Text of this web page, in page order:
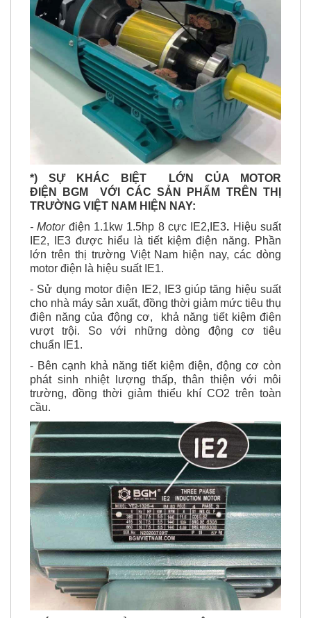
*) SỰ KHÁC BIỆT LỚN CỦA MOTOR
ĐIỆN BGM VỚI CÁC SẢN PHẨM TRÊN THỊ
TRƯỜNG VIỆT NAM HIỆN NAY:
- Motorđiện 1.1kw 1.5hp 8 cực IE2,IE3. Hiệu suất
IE2, IE3 được hiểu là tiết kiệm điện năng. Phần
lớn trên thị trường Việt Nam hiện nay, các dòng
motor điện là hiệu suất IE1.
- Sử dụng motor điện IE2, IE3 giúp tăng hiệu suất
cho nhà máy sản xuất, đồng thời giảm mức tiêu thụ
điện năng của động cơ, khả năng tiết kiệm điện
vượt trội. So với những dòng động cơ tiêu
chuẩn IE1.
- Bên cạnh khả năng tiết kiệm điện, động cơ còn
phát sinh nhiệt lượng thấp, thân thiện với môi
trường, đồng thời giảm thiểu khí CO2 trên toàn
cầu.